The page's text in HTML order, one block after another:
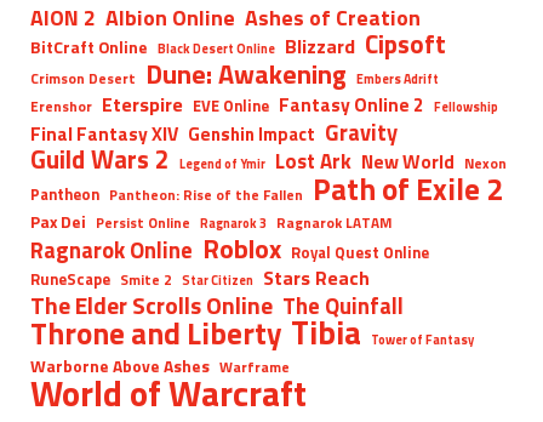
AION 2 Albion Online Ashes of Creation
BitCraft Online Black Desert Online Blizzard Cipsoft
Crimson Desert Dune: Awakening Embers Adrift
Erenshor Eterspire EVE Online Fantasy Online 2 Fellowship
Final Fantasy XIV Genshin Impact Gravity
Guild Wars 2 Legend of Ymir Lost Ark New World Nexon
Pantheon Pantheon: Rise of the Fallen Path of Exile 2
Pax Dei Persist Online Ragnarok 3 Ragnarok LATAM
Ragnarok Online Roblox Royal Quest Online
RuneScape Smite 2 Star Citizen Stars Reach
The Elder Scrolls Online The Quinfall
Throne and Liberty Tibia Tower of Fantasy
Warborne Above Ashes Warframe
World of Warcraft